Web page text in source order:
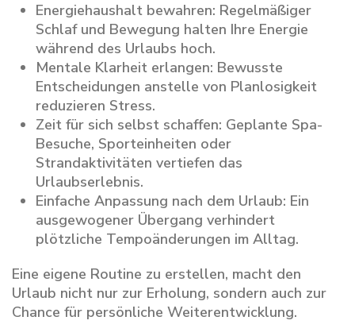
Energiehaushalt bewahren: Regelmäßiger
Schlaf und Bewegung halten Ihre Energie
während des Urlaubs hoch.
Mentale Klarheit erlangen: Bewusste
Entscheidungen anstelle von Planlosigkeit
reduzieren Stress.
Zeit für sich selbst schaffen: Geplante Spa-
Besuche, Sporteinheiten oder
Strandaktivitäten vertiefen das
Urlaubserlebnis.
Einfache Anpassung nach dem Urlaub: Ein
ausgewogener Übergang verhindert
plötzliche Tempoänderungen im Alltag.
Eine eigene Routine zu erstellen, macht den
Urlaub nicht nur zur Erholung, sondern auch zur
Chance für persönliche Weiterentwicklung.